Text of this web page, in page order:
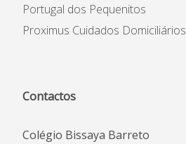
Portugal dos Pequenitos
Proximus Cuidados Domiciliários
Contactos
Colégio Bissaya Barreto